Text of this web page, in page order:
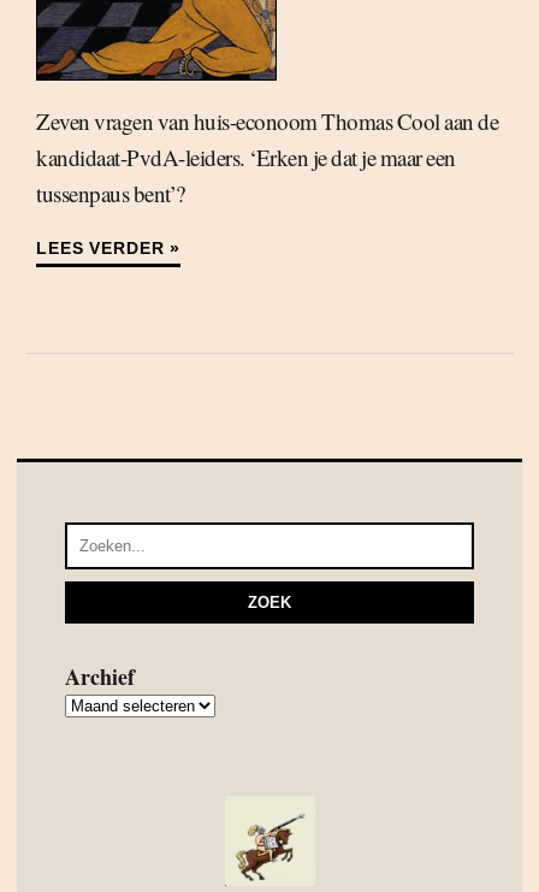
Zeven vragen van huis-econoom Thomas Cool aan de
kandidaat-PvdA-leiders. ‘Erken je dat je maar een
tussenpaus bent’?
LEES VERDER »
Archief
Archief